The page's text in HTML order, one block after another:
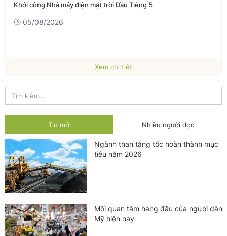
Khởi công Nhà máy điện mặt trời Dầu Tiếng 5
05/08/2026
Xem chi tiết
Tin mới Nhiều người đọc
Ngành than tăng tốc hoàn thành mục
tiêu năm 2026
Mối quan tâm hàng đầu của người dân
Mỹ hiện nay